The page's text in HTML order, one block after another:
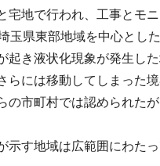
地で行われ、工事とモ
県東部地域を中心とし
き液状化現象が発生し
には移動してしまった
市町村では認められた
す地域は広範囲にわた